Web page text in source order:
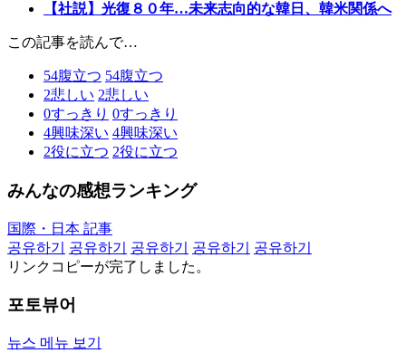
【社説】光復８０年…未来志向的な韓日、韓米関係へ
この記事を読んで…
54腹立つ 54腹立つ
2悲しい 2悲しい
0すっきり 0すっきり
4興味深い 4興味深い
2役に立つ 2役に立つ
みんなの感想ランキング
国際・日本 記事
공유하기
공유하기 공유하기 공유하기
공유하기
リンクコピーが完了しました。
포토뷰어
뉴스 메뉴 보기